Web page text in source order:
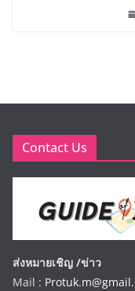
Contact Us
ส่งหมายเชิญ /ข่าว
Mail :